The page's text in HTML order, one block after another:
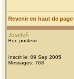
Revenir en haut de page
Joseleñ
Bon posteur
Inscrit le: 09 Sep 2005
Messages: 763